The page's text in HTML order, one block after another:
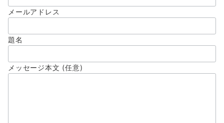
メールアドレス
題名
メッセージ本文 (任意)